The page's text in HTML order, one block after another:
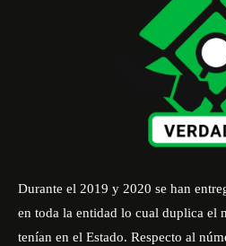
Durante el 2019 y 2020 se han
en toda la entidad lo cual duplica el
tenían en el Estado. Respecto al